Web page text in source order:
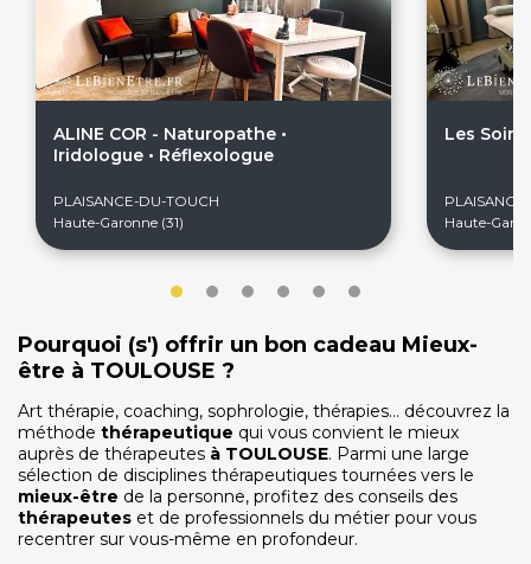
ALINE COR - Naturopathe •
Iridologue • Réflexologue
PLAISANCE-DU-TOUCH
Haute-Garonne (31)
Les
Haute-
Pourquoi (s') offrir un bon cadeau Mieux-
être à TOULOUSE ?
Art thérapie, coaching, sophrologie, thérapies… découvrez la
méthode thérapeutique qui vous convient le mieux
auprès de thérapeutes à TOULOUSE. Parmi une large
sélection de disciplines thérapeutiques tournées vers le
mieux-être de la personne, profitez des conseils des
thérapeutes et de professionnels du métier pour vous
recentrer sur vous-même en profondeur.
On discute ?
SERVICE CLIENTS LeBienEtre.fr
Tél
03 20 14 99 99
de 9h à 12h30 et de 14h à 18h
DEVENIR PARTENAIRE
Proposer mon établissement
Témoignages partenaires
RECRUTEMENT